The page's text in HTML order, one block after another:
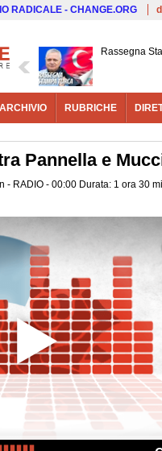
RADICALE - CHANGE.ORG
Rassegna
ARCHIVIO RUBRICHE
Pannella e
- RADIO - 00:00 Durata: 1 ora 30